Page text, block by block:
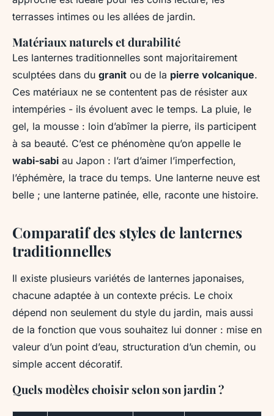
terrasses intimes ou les allées de jardin.
Matériaux naturels et durabilité
Les lanternes traditionnelles sont majoritairement
sculptées dans du granit ou de la pierre volcanique.
Ces matériaux ne se contentent pas de résister aux
intempéries - ils évoluent avec le temps. La pluie, le
gel, la mousse : loin d’abîmer la pierre, ils participent
à sa beauté. C’est ce phénomène qu’on appelle le
wabi-sabi au Japon : l’art d’aimer l’imperfection,
l’éphémère, la trace du temps. Une lanterne neuve est
belle ; une lanterne patinée, elle, raconte une histoire.
Comparatif des styles de lanternes
traditionnelles
Il existe plusieurs variétés de lanternes japonaises,
chacune adaptée à un contexte précis. Le choix
dépend non seulement du style du jardin, mais aussi
de la fonction que vous souhaitez lui donner : mise en
valeur d’un point d’eau, structuration d’un chemin, ou
simple accent décoratif.
Quels modèles choisir selon son jardin ?